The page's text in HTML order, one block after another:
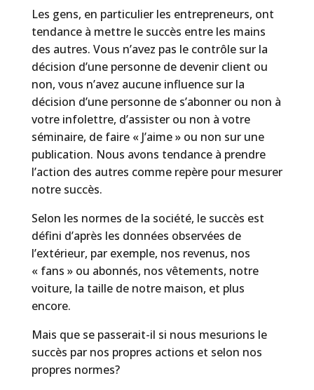
Les gens, en particulier les entrepreneurs, ont
tendance à mettre le succès entre les mains
des autres. Vous n’avez pas le contrôle sur la
décision d’une personne de devenir client ou
non, vous n’avez aucune influence sur la
décision d’une personne de s’abonner ou non à
votre infolettre, d’assister ou non à votre
séminaire, de faire « J’aime » ou non sur une
publication. Nous avons tendance à prendre
l’action des autres comme repère pour mesurer
notre succès.
Selon les normes de la société, le succès est
défini d’après les données observées de
l’extérieur, par exemple, nos revenus, nos
« fans » ou abonnés, nos vêtements, notre
voiture, la taille de notre maison, et plus
encore.
Mais que se passerait-il si nous mesurions le
succès par nos propres actions et selon nos
propres normes?